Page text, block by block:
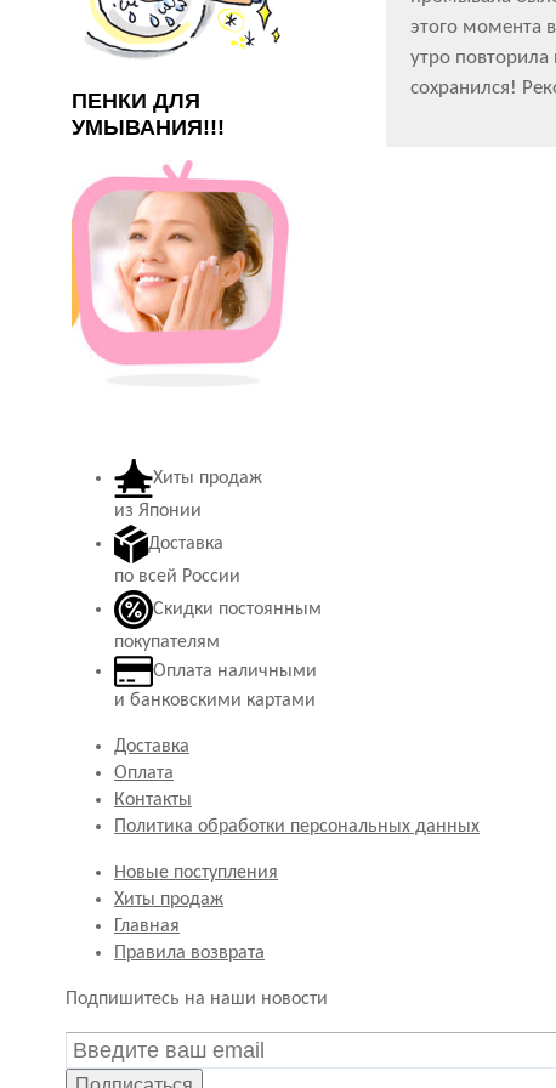
ПЕНКИ ДЛЯ
УМЫВАНИЯ!!!
этого момента
утро
сохранился!
Хиты продаж
из Японии
Доставка
по всей России
Скидки постоянным
покупателям
Оплата наличными
и банковскими картами
Доставка
Оплата
Контакты
Политика обработки персональных данных
Новые поступления
Хиты продаж
Главная
Правила возврата
Подпишитесь на наши новости